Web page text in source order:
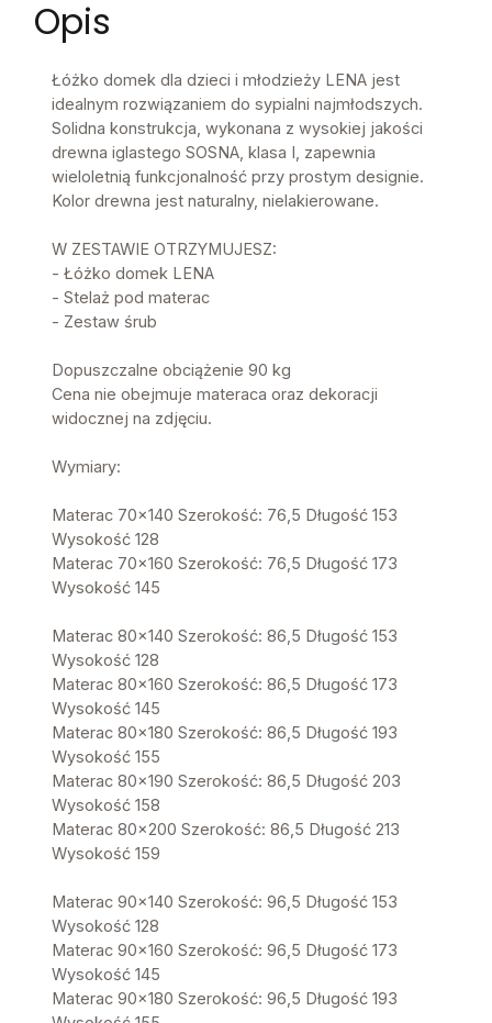
Opis
Łóżko domek dla dzieci i młodzieży LENA jest
idealnym rozwiązaniem do sypialni najmłodszych.
Solidna konstrukcja, wykonana z wysokiej jakości
drewna iglastego SOSNA, klasa I, zapewnia
wieloletnią funkcjonalność przy prostym designie.
Kolor drewna jest naturalny, nielakierowane.
W ZESTAWIE OTRZYMUJESZ:
- Łóżko domek LENA
- Stelaż pod materac
- Zestaw śrub
Dopuszczalne obciążenie 90 kg
Cena nie obejmuje materaca oraz dekoracji
widocznej na zdjęciu.
Wymiary:
Materac 70x140 Szerokość: 76,5 Długość 153
Wysokość 128
Materac 70x160 Szerokość: 76,5 Długość 173
Wysokość 145
Materac 80x140 Szerokość: 86,5 Długość 153
Wysokość 128
Materac 80x160 Szerokość: 86,5 Długość 173
Wysokość 145
Materac 80x180 Szerokość: 86,5 Długość 193
Wysokość 155
Materac 80x190 Szerokość: 86,5 Długość 203
Wysokość 158
Materac 80x200 Szerokość: 86,5 Długość 213
Wysokość 159
Materac 90x140 Szerokość: 96,5 Długość 153
Wysokość 128
Materac 90x160 Szerokość: 96,5 Długość 173
Wysokość 145
Materac 90x180 Szerokość: 96,5 Długość 193